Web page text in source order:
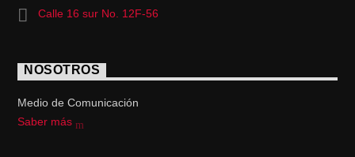
Calle 16 sur No. 12F-56
NOSOTROS
Medio de Comunicación
Saber más